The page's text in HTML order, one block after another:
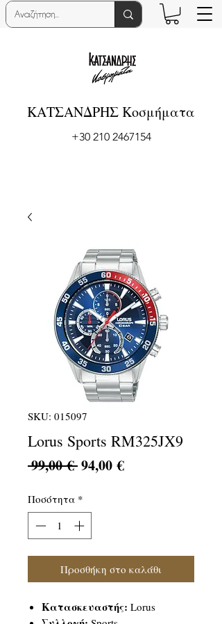
ΚΑΤΣΑΝΔΡΗΣ Κοσμήματα
+30 210 2467154
SKU: 015097
Lorus Sports RM325JX9
99,00 € Κανονική
94,00 €Τιμή
Ποσότητα *
Προσθήκη στο καλάθι
Κατασκευαστής: Lorus